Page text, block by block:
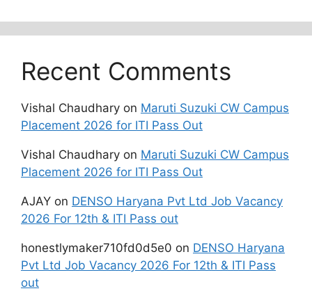
Recent Comments
Vishal Chaudhary on Maruti Suzuki CW Campus
Placement 2026 for ITI Pass Out
Vishal Chaudhary on Maruti Suzuki CW Campus
Placement 2026 for ITI Pass Out
AJAY on DENSO Haryana Pvt Ltd Job Vacancy
2026 For 12th & ITI Pass out
honestlymaker710fd0d5e0 on DENSO Haryana
Pvt Ltd Job Vacancy 2026 For 12th & ITI Pass
out